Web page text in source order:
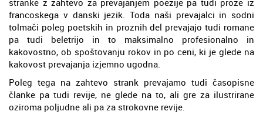
francoskega v danski jezik. Toda naši prevajalci in sodni
tolmači poleg poetskih in proznih del prevajajo tudi romane
pa tudi beletrijo in to maksimalno profesionalno in
kakovostno, ob spoštovanju rokov in po ceni, ki je glede na
kakovost prevajanja izjemno ugodna.
Poleg tega na zahtevo strank prevajamo tudi časopisne
članke pa tudi revije, ne glede na to, ali gre za ilustrirane
oziroma poljudne ali pa za strokovne revije.